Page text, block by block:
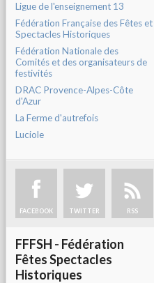
Ligue de l'enseignement 13
Fédération Française des Fêtes et
Spectacles Historiques
Fédération Nationale des
Comités et des organisateurs de
festivités
DRAC Provence-Alpes-Côte
d'Azur
La Ferme d'autrefois
Luciole
FACEBOOK TWITTER RSS
FFFSH - Fédération
Fêtes Spectacles
Historiques